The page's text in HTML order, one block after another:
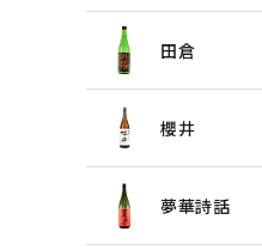
田倉
櫻井
夢華詩話